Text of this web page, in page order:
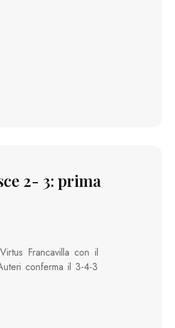
2- 3: prima
Francavilla con il
conferma il 3-4-3